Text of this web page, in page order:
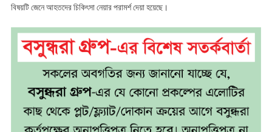
বিষয়টি জেনে আহতদের চিকিৎসা নেয়ার পরামর্শ দেয়া হয়েছে।